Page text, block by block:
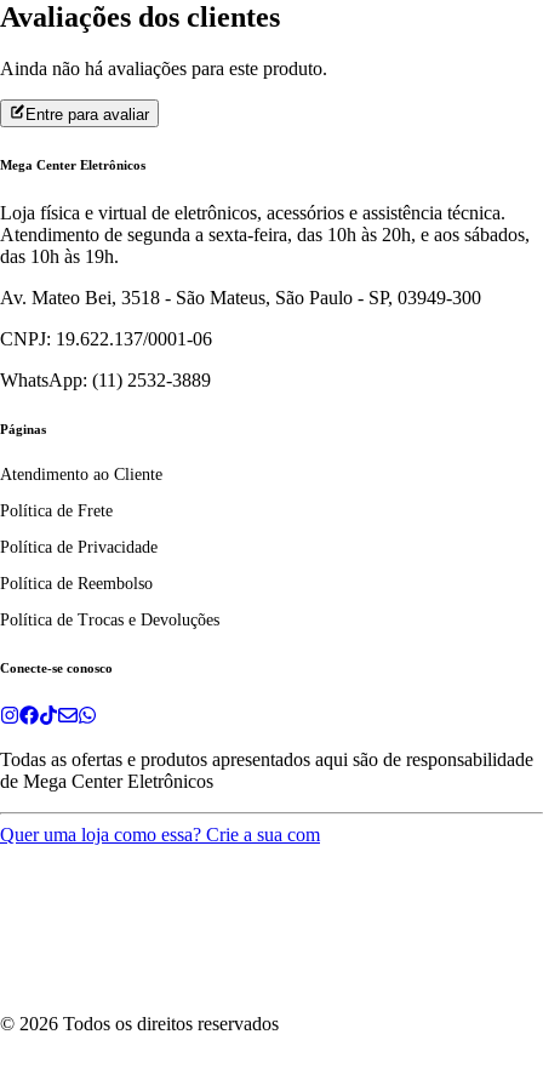
Avaliações dos clientes
Ainda não há avaliações para este produto.
Entre para avaliar
Mega Center Eletrônicos
Loja física e virtual de eletrônicos, acessórios e assistência técnica.
Atendimento de segunda a sexta-feira, das 10h às 20h, e aos sábados,
das 10h às 19h.
Av. Mateo Bei, 3518 - São Mateus, São Paulo - SP, 03949-300
CNPJ: 19.622.137/0001-06
WhatsApp: (11) 2532-3889
Páginas
Atendimento ao Cliente
Política de Frete
Política de Privacidade
Política de Reembolso
Política de Trocas e Devoluções
Conecte-se conosco
Todas as ofertas e produtos apresentados aqui são de responsabilidade
de Mega Center Eletrônicos
Quer uma loja como essa? Crie a sua com
© 2026 Todos os direitos reservados